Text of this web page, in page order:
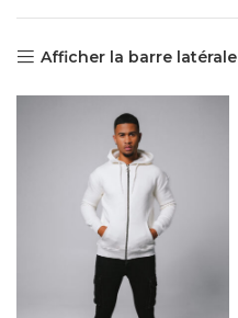
Afficher la barre latérale